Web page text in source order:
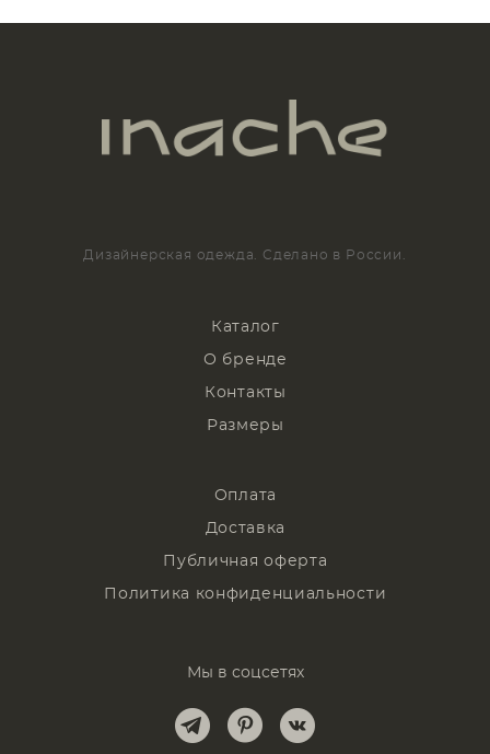
Дизайнерская одежда. Сделано в России.
Каталог
О бренде
Контакты
Размеры
Оплата
Доставка
Публичная оферта
Политика конфиденциальности
Мы в соцсетях